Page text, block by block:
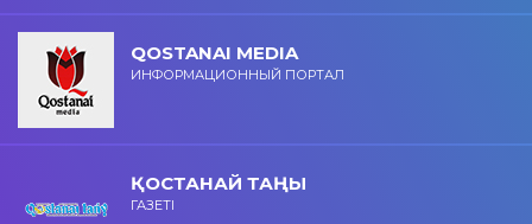
QOSTANAI MEDIA
ИНФОРМАЦИОННЫЙ ПОРТАЛ
ҚОСТАНАЙ ТАҢЫ
ГАЗЕТІ